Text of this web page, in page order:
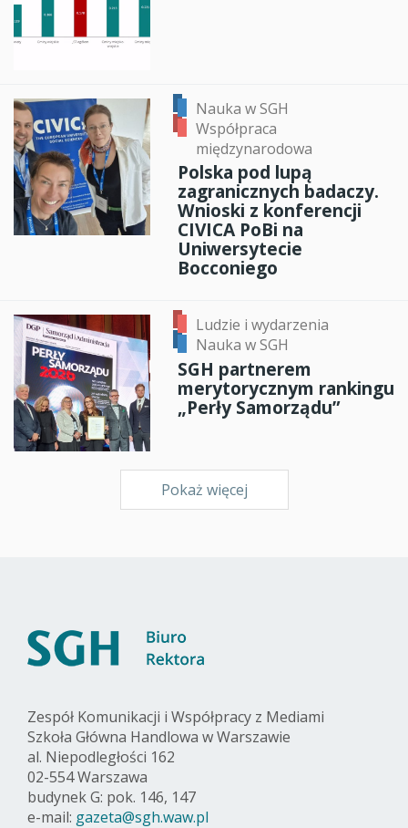
Nauka w SGH
Współpraca
międzynarodowa
Polska pod lupą
zagranicznych badaczy.
Wnioski z konferencji
CIVICA PoBi na
Uniwersytecie
Bocconiego
Ludzie i wydarzenia
Nauka w SGH
SGH partnerem
merytorycznym rankingu
„Perły Samorządu”
Pokaż więcej
Zespół Komunikacji i Współpracy z Mediami
Szkoła Główna Handlowa w Warszawie
al. Niepodległości 162
02-554 Warszawa
budynek G: pok. 146, 147
e-mail: gazeta@sgh.waw.pl